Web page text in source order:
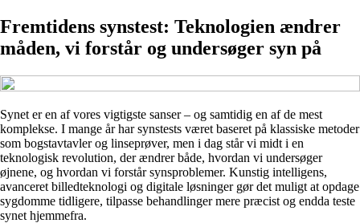
Fremtidens synstest: Teknologien ændrer
måden, vi forstår og undersøger syn på
Synet er en af vores vigtigste sanser – og samtidig en af de mest
komplekse. I mange år har synstests været baseret på klassiske metoder
som bogstavtavler og linseprøver, men i dag står vi midt i en
teknologisk revolution, der ændrer både, hvordan vi undersøger
øjnene, og hvordan vi forstår synsproblemer. Kunstig intelligens,
avanceret billedteknologi og digitale løsninger gør det muligt at opdage
sygdomme tidligere, tilpasse behandlinger mere præcist og endda teste
synet hjemmefra.